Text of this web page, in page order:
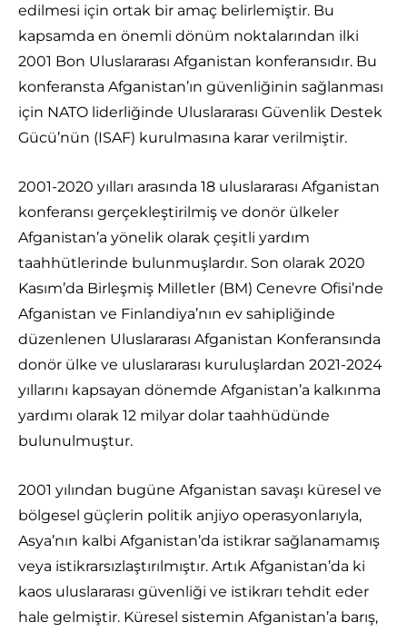
edilmesi için ortak bir amaç belirlemiştir. Bu
kapsamda en önemli dönüm noktalarından ilki
2001 Bon Uluslararası Afganistan konferansıdır. Bu
konferansta Afganistan’ın güvenliğinin sağlanması
için NATO liderliğinde Uluslararası Güvenlik Destek
Gücü’nün (ISAF) kurulmasına karar verilmiştir.
2001-2020 yılları arasında 18 uluslararası Afganistan
konferansı gerçekleştirilmiş ve donör ülkeler
Afganistan’a yönelik olarak çeşitli yardım
taahhütlerinde bulunmuşlardır. Son olarak 2020
Kasım’da Birleşmiş Milletler (BM) Cenevre Ofisi’nde
Afganistan ve Finlandiya’nın ev sahipliğinde
düzenlenen Uluslararası Afganistan Konferansında
donör ülke ve uluslararası kuruluşlardan 2021-2024
yıllarını kapsayan dönemde Afganistan’a kalkınma
yardımı olarak 12 milyar dolar taahhüdünde
bulunulmuştur.
2001 yılından bugüne Afganistan savaşı küresel ve
bölgesel güçlerin politik anjiyo operasyonlarıyla,
Asya’nın kalbi Afganistan’da istikrar sağlanamamış
veya istikrarsızlaştırılmıştır. Artık Afganistan’da ki
kaos uluslararası güvenliği ve istikrarı tehdit eder
hale gelmiştir. Küresel sistemin Afganistan’a barış,